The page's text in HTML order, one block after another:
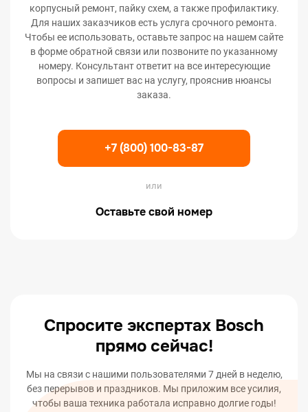
корпусный ремонт, пайку схем, а также профилактику.
Для наших заказчиков есть услуга срочного ремонта.
Чтобы ее использовать, оставьте запрос на нашем сайте
в форме обратной связи или позвоните по указанному
номеру. Консультант ответит на все интересующие
вопросы и запишет вас на услугу, прояснив нюансы
заказа.
+7 (800) 100-83-87
или
Оставьте свой номер
Спросите экспертах Bosch
прямо сейчас!
Мы на связи с нашими пользователями 7 дней в неделю,
без перерывов и праздников. Мы приложим все усилия,
чтобы ваша техника работала исправно долгие годы!